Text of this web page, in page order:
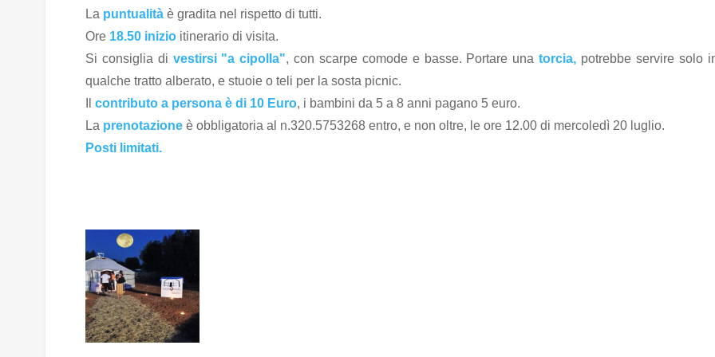
La puntualità è gradita nel rispetto di tutti.
Ore 18.50 inizio itinerario di visita.
Si consiglia di vestirsi "a cipolla", con scarpe comode e basse. Portare una torcia, potrebbe servire solo
qualche tratto alberato, e stuoie o teli per la sosta picnic.
contributo a persona è di 10 Euro, i bambini da 5 a 8 anni pagano 5 euro.
La prenotazione è obbligatoria al n.320.5753268 entro, e non oltre, le ore 12.00 di mercoledì 20 luglio.
Posti limitati.